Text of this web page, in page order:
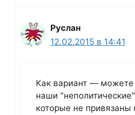
Руслан
12.02.2015 в 14:41
Как вариант — можете
наши
которые не привязаны